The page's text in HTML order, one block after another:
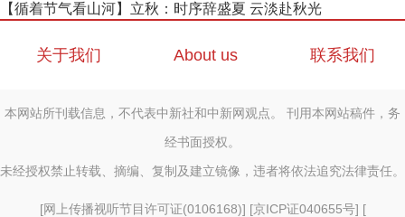
【循着节气看山河】立秋：时序辞盛夏 云淡赴秋光
关于我们 About us 联系我们
本网站所刊载信息，不代表中新社和中新网观点。 刊用本网站稿件，务
经书面授权。
未经授权禁止转载、摘编、复制及建立镜像，违者将依法追究法律责任。
[网上传播视听节目许可证(0106168)] [京ICP证040655号] [